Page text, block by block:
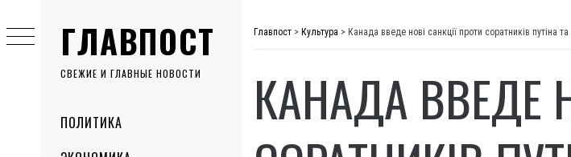
ГЛАВПОСТ
СВЕЖИЕ И ГЛАВНЫЕ НОВОСТИ
MenuПОЛИТИКА
to
content
Главпост > Культура > Канада введе нові санкції проти соратників путіна
КАНАДА ВВЕДЕ